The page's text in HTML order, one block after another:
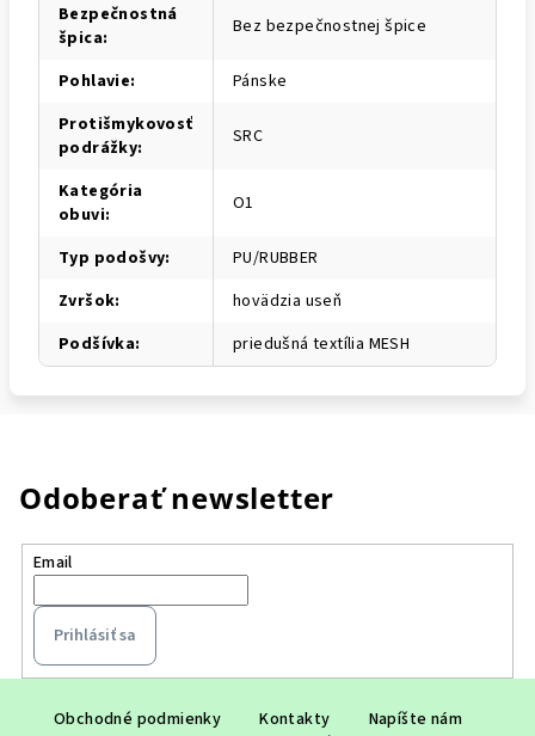
Bezpečnostná
špica: Bez bezpečnostnej špice
Pohlavie:
Pánske
Protišmykovosť
podrážky: SRC
Kategória
obuvi: O1
Typ podošvy:
PU/RUBBER
Zvršok:
hovädzia useň
Podšívka: priedušná textília MESH
Odoberať newsletter
Email
Prihlásiť sa
Obchodné podmienky Kontakty
Napíšte nám